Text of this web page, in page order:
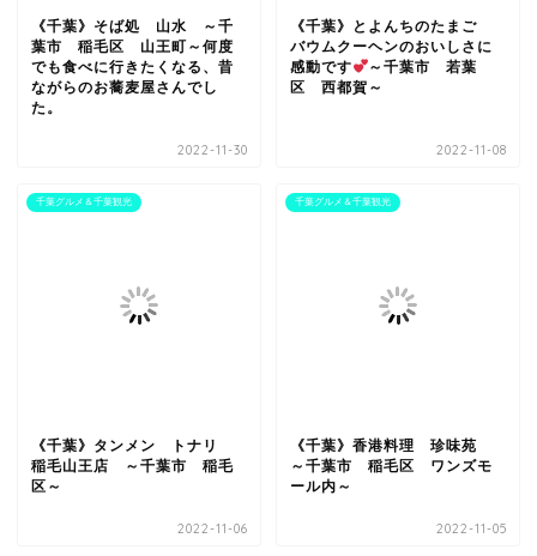
《千葉》そば処 山水 ～千
葉市 稲毛区 山王町～何度
でも食べに行きたくなる、昔
ながらのお蕎麦屋さんでし
た。
2022-11-30
《千葉》とよんちのたまご
バウムクーヘンのおいしさに
感動です
～千葉市 若葉
区 西都賀～
2022-11-08
千葉グルメ＆千葉観光
《千葉》タンメン トナリ
稲毛山王店 ～千葉市 稲毛
区～
2022-11-06
千葉グルメ＆千葉観光
《千葉》香港料理 珍味苑
～千葉市 稲毛区 ワンズモ
ール内～
2022-11-05